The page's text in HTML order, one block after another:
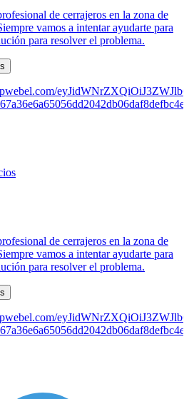
de cerrajeros en la zona de
vamos a intentar ayudarte para
para resolver el problema.
de cerrajeros en la zona de
vamos a intentar ayudarte para
para resolver el problema.